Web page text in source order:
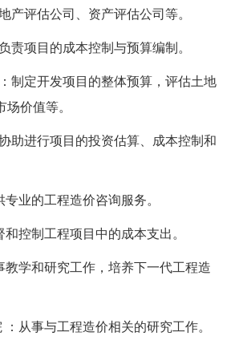
产评估公司、资产评估公司等。
责项目的成本控制与预算编制。
制定开发项目的整体预算，评估土地
价值等。
助进行项目的投资估算、成本控制和
业的工程造价咨询服务。
控制工程项目中的成本支出。
教学和研究工作，培养下一代工程造
从事与工程造价相关的研究工作。